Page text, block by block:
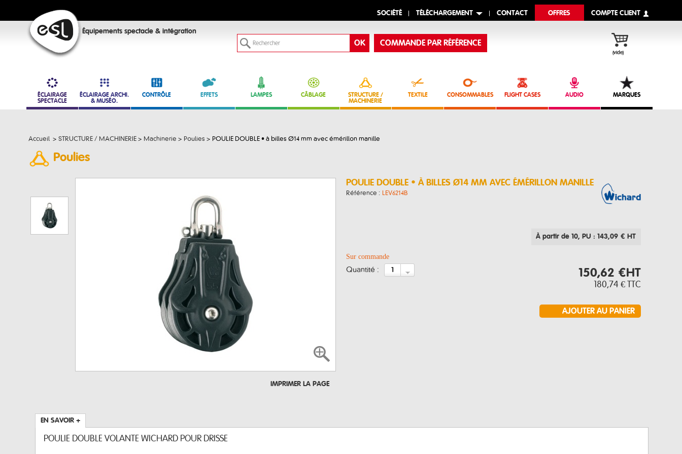
SOCIÉTÉ TÉLÉCHARGEMENT CONTACT OFFRES COMPTE CLIENT
Équipements spectacle & intégration
(vide)
COMMANDE PAR RÉFÉRENCE
ÉCLAIRAGE
SPECTACLE
ÉCLAIRAGE ARCHI.
& MUSÉO.
CONTRÔLE EFFETS LAMPES CÂBLAGE
STRUCTURE /
MACHINERIE
TEXTILE CONSOMMABLES FLIGHT CASES AUDIO MARQUES
Accueil > STRUCTURE / MACHINERIE > Machinerie > Poulies > POULIE DOUBLE • à billes Ø14 mm avec émérillon manille
Poulies
IMPRIMER LA PAGE
POULIE DOUBLE • À BILLES Ø14 MM AVEC ÉMÉRILLON MANILLE
Référence : LEV6214B
À partir de 10, PU : 143,09 € HT
Sur commande
quantité : 150,62 €HT
180,74 € TTC
EN SAVOIR +
POULIE DOUBLE VOLANTE WICHARD POUR DRISSE